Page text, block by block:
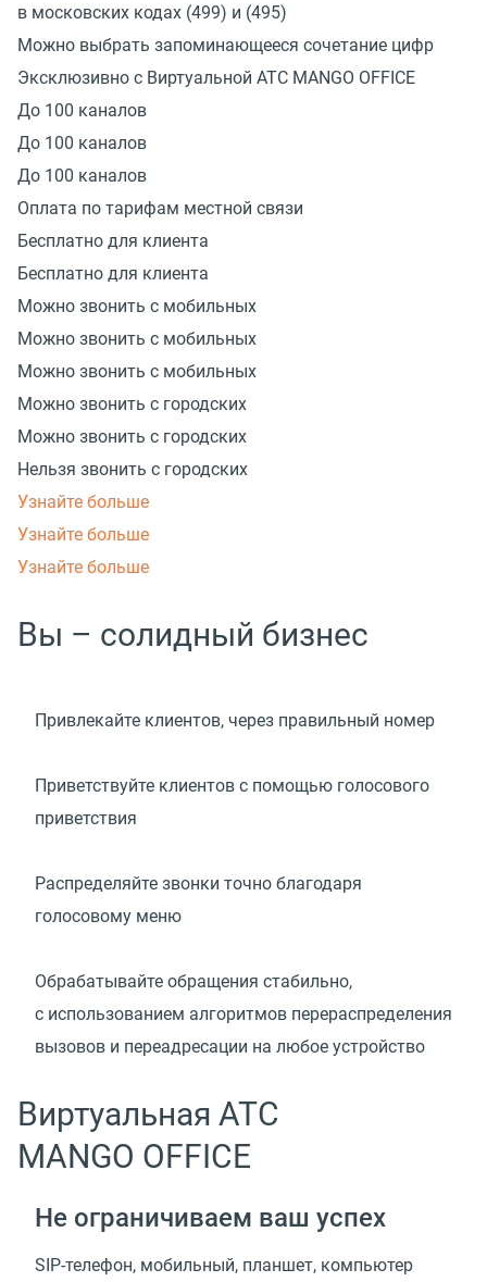
в московских кодах (499) и (495)
Можно выбрать запоминающееся сочетание цифр
Эксклюзивно с Виртуальной АТС MANGO OFFICE
До 100 каналов
До 100 каналов
До 100 каналов
Оплата по тарифам местной связи
Бесплатно для клиента
Бесплатно для клиента
Можно звонить с мобильных
Можно звонить с мобильных
Можно звонить с мобильных
Можно звонить с городских
Можно звонить с городских
Нельзя звонить с городских
Узнайте больше
Узнайте больше
Узнайте больше
Вы – солидный бизнес
Привлекайте клиентов, через правильный номер
Приветствуйте клиентов с помощью голосового
приветствия
Распределяйте звонки точно благодаря
голосовому меню
Обрабатывайте обращения стабильно,
с использованием алгоритмов перераспределения
вызовов и переадресации на любое устройство
Виртуальная АТС
MANGO OFFICE
Не ограничиваем ваш успех
SIP-телефон, мобильный, планшет, компьютер